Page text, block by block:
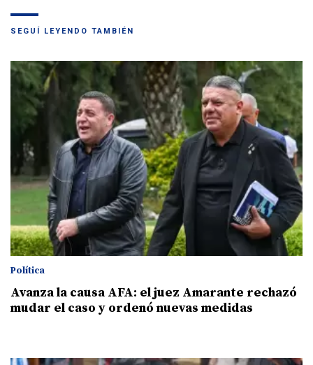
SEGUÍ LEYENDO TAMBIÉN
Política
Avanza la causa AFA: el juez Amarante rechazó
mudar el caso y ordenó nuevas medidas